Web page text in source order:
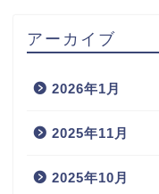
アーカイブ
2026年1月
2025年11月
2025年10月